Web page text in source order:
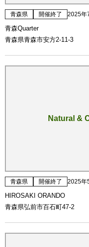
青森県 開催終了 2025年
青森Quarter
青森県青森市安方2-11-3
Natural &
青森県 開催終了 2025年
HIROSAKI ORANDO
青森県弘前市百石町47-2